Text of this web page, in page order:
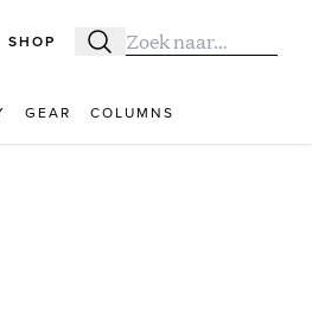
SHOP Zoeken
Zoek naar:
GEAR COLUMNS